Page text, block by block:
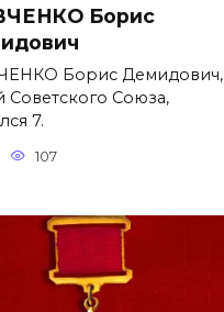
Борис
Борис Демидович,
Советского Союза,
7.
107